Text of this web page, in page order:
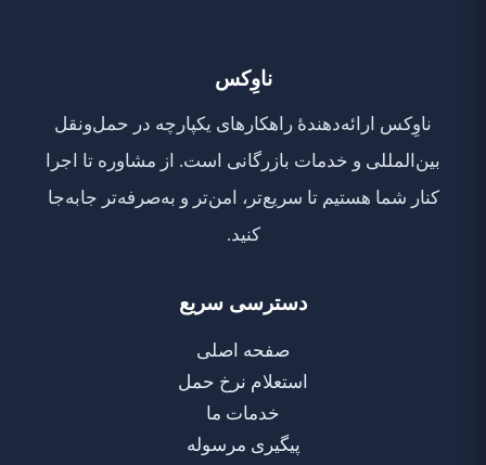
ناوِکس
ناوِکس ارائه‌دهندهٔ راهکارهای یکپارچه در حمل‌ونقل
بین‌المللی و خدمات بازرگانی است. از مشاوره تا اجرا
کنار شما هستیم تا سریع‌تر، امن‌تر و به‌صرفه‌تر جابه‌جا
کنید.
دسترسی سریع
صفحه اصلی
استعلام نرخ حمل
خدمات ما
پیگیری مرسوله